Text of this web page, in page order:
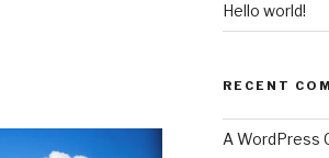
Hello world!
RECENT
A WordPress